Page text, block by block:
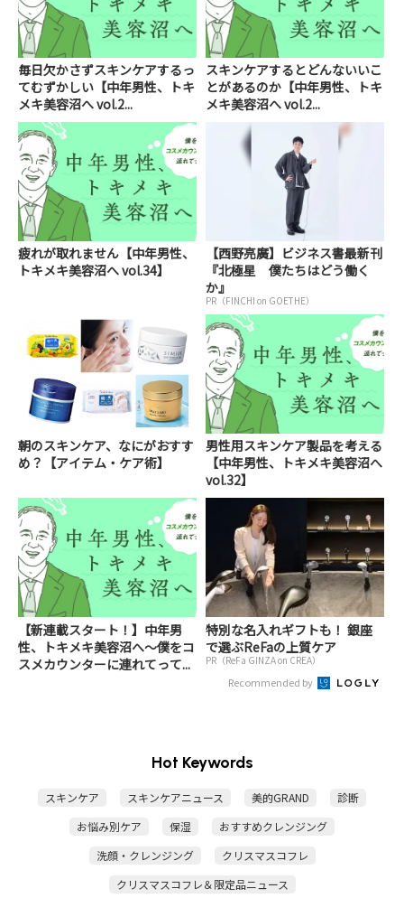
毎日欠かさずスキンケアするっ
てむずかしい【中年男性、トキ
メキ美容沼へ vol.2...
スキンケアするとどんないいこ
とがあるのか【中年男性、トキ
メキ美容沼へ vol.2...
疲れが取れません【中年男性、
トキメキ美容沼へ vol.34】
【西野亮廣】ビジネス書最新刊
『北極星 僕たちはどう働く
か』
PR（FINCHI on GOETHE）
朝のスキンケア、なにがおすす
め？【アイテム・ケア術】
男性用スキンケア製品を考える
【中年男性、トキメキ美容沼へ
vol.32】
【新連載スタート！】中年男
性、トキメキ美容沼へ～僕をコ
スメカウンターに連れてって...
特別な名入れギフトも！ 銀座
で選ぶReFaの上質ケア
PR（ReFa GINZA on CREA）
Recommended by
Hot Keywords
スキンケア スキンケアニュース 美的GRAND
診断
お悩み別ケア
保湿
おすすめクレンジング
洗顔・クレンジング
クリスマスコフレ
クリスマスコフレ＆限定品ニュース